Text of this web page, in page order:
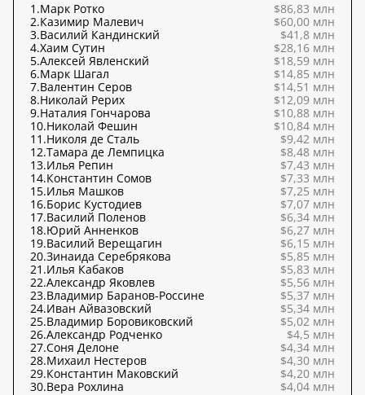
1.Марк Ротко
$86,83 млн
2.Казимир Малевич
$60,00 млн
3.Василий Кандинский
$41,8 млн
4.Хаим Сутин
$28,16 млн
5.Алексей Явленский
$18,59 млн
6.Марк Шагал
$14,85 млн
7.Валентин Серов
$14,51 млн
8.Николай Рерих
$12,09 млн
9.Наталия Гончарова
$10,88 млн
10.Николай Фешин
$10,84 млн
11.Николя де Сталь
$9,42 млн
12.Тамара де Лемпицка
$8,48 млн
13.Илья Репин
$7,43 млн
14.Константин Сомов
$7,33 млн
15.Илья Машков
$7,25 млн
16.Борис Кустодиев
$7,07 млн
17.Василий Поленов
$6,34 млн
18.Юрий Анненков
$6,27 млн
19.Василий Верещагин
$6,15 млн
20.Зинаида Серебрякова
$5,85 млн
21.Илья Кабаков
$5,83 млн
22.Александр Яковлев
$5,56 млн
23.Владимир Баранов-Россине
$5,37 млн
24.Иван Айвазовский
$5,34 млн
25.Владимир Боровиковский
$5,02 млн
26.Александр Родченко
$4,5 млн
27.Соня Делоне
$4,34 млн
28.Михаил Нестеров
$4,30 млн
29.Константин Маковский
$4,20 млн
30.Вера Рохлина $4,04 млн